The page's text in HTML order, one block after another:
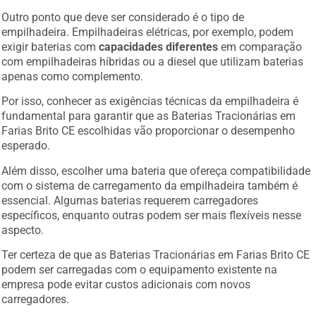
Outro ponto que deve ser considerado é o tipo de
empilhadeira. Empilhadeiras elétricas, por exemplo, podem
exigir baterias comcapacidades diferentes em comparação
com empilhadeiras híbridas ou a diesel que utilizam baterias
apenas como complemento.
Por isso, conhecer as exigências técnicas da empilhadeira é
fundamental para garantir que as Baterias Tracionárias em
Farias Brito CE escolhidas vão proporcionar o desempenho
esperado.
Além disso, escolher uma bateria que ofereça compatibilidade
com o sistema de carregamento da empilhadeira também é
essencial. Algumas baterias requerem carregadores
específicos, enquanto outras podem ser mais flexíveis nesse
aspecto.
Ter certeza de que as Baterias Tracionárias em Farias Brito CE
podem ser carregadas com o equipamento existente na
empresa pode evitar custos adicionais com novos
carregadores.